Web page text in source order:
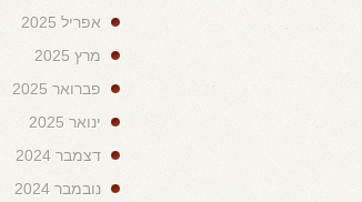
אפריל 2025
מרץ 2025
פברואר 2025
ינואר 2025
דצמבר 2024
נובמבר 2024